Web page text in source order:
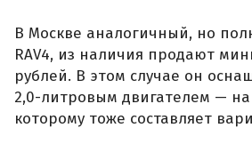
В Москве аналогичный, но
RAV4, из наличия продают
рублей. В этом случае он
2,0-литровым двигателем — на
которому тоже составляет